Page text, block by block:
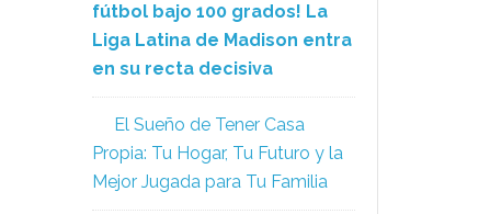
fútbol bajo 100 grados! La
Liga Latina de Madison entra
en su recta decisiva
El Sueño de Tener Casa
Propia: Tu Hogar, Tu Futuro y la
Mejor Jugada para Tu Familia